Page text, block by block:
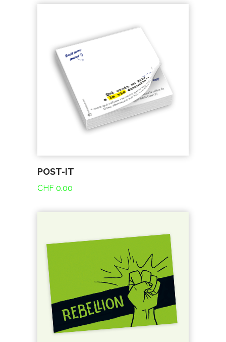
POST-IT
CHF 0.00